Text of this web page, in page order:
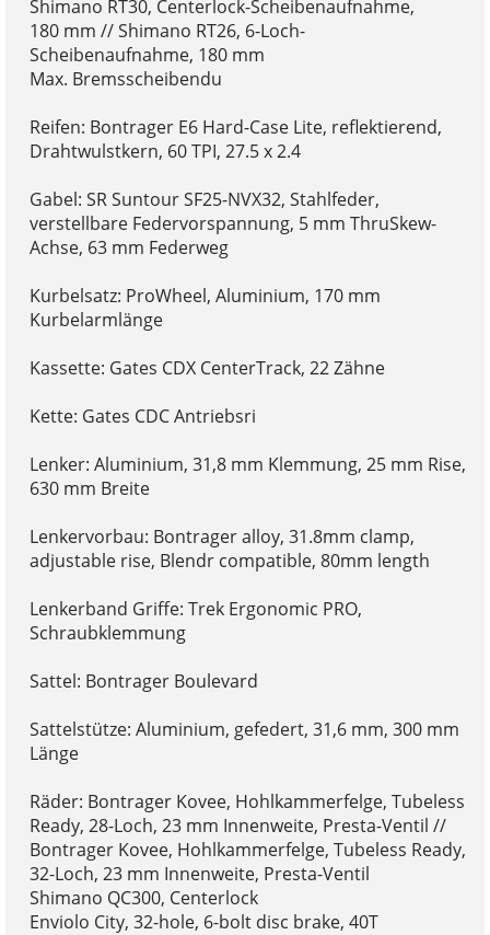
Shimano RT30, Centerlock-Scheibenaufnahme,
180 mm // Shimano RT26, 6-Loch-
Scheibenaufnahme, 180 mm
Max. Bremsscheibendu
Reifen: Bontrager E6 Hard-Case Lite, reflektierend,
Drahtwulstkern, 60 TPI, 27.5 x 2.4
Gabel: SR Suntour SF25-NVX32, Stahlfeder,
verstellbare Federvorspannung, 5 mm ThruSkew-
Achse, 63 mm Federweg
Kurbelsatz: ProWheel, Aluminium, 170 mm
Kurbelarmlänge
Kassette: Gates CDX CenterTrack, 22 Zähne
Kette: Gates CDC Antriebsri
Lenker: Aluminium, 31,8 mm Klemmung, 25 mm Rise,
630 mm Breite
Lenkervorbau: Bontrager alloy, 31.8mm clamp,
adjustable rise, Blendr compatible, 80mm length
Lenkerband Griffe: Trek Ergonomic PRO,
Schraubklemmung
Sattel: Bontrager Boulevard
Sattelstütze: Aluminium, gefedert, 31,6 mm, 300 mm
Länge
Räder: Bontrager Kovee, Hohlkammerfelge, Tubeless
Ready, 28-Loch, 23 mm Innenweite, Presta-Ventil //
Bontrager Kovee, Hohlkammerfelge, Tubeless Ready,
32-Loch, 23 mm Innenweite, Presta-Ventil
Shimano QC300, Centerlock
Enviolo City, 32-hole, 6-bolt disc brake, 40T